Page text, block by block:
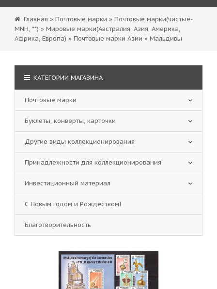
Главная » Почтовые марки » Почтовые марки(чистые-
MNH, **) » Мировые марки(Австралия, Азия, Америка,
Африка, Европа) » Почтовые марки Азии » Мальдивы
КАТЕГОРИИ МАГАЗИНА
Почтовые марки
Буклеты, конверты, карточки
Другие виды коллекционирования
Принадлежности для коллекционирования
Инвестиционный материал
С Новым годом и Рождеством!
Благотворительность